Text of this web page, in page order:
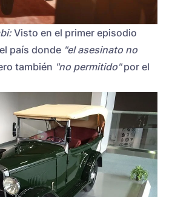
Visto en el primer episodio
país donde "el asesinato no
también "no permitido"por el